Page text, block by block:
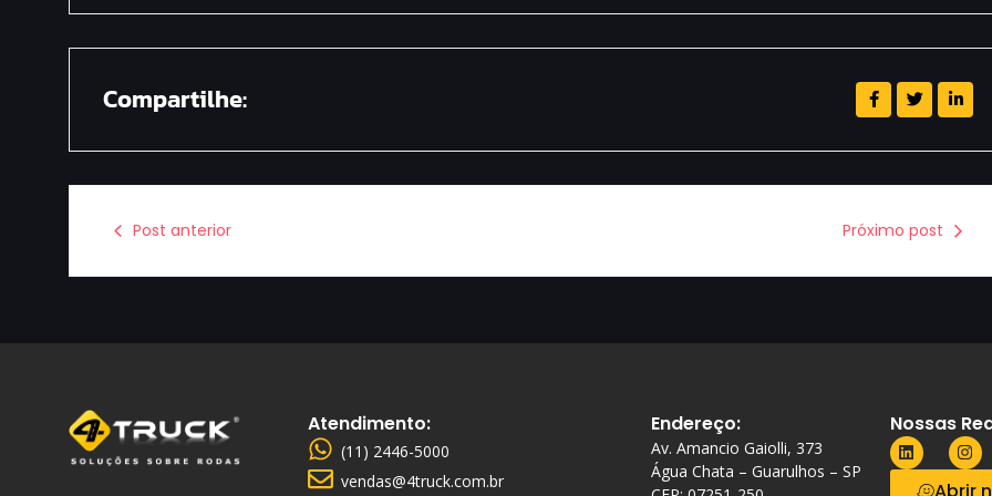
Compartilhe:
Post anterior Próximo post
Atendimento:
(11) 2446-5000
vendas@4truck.com.br
Endereço:
Av. Amancio Gaiolli, 373
Água Chata – Guarulhos – SP
Nossas